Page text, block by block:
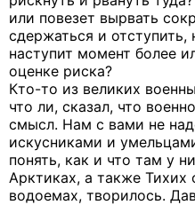
или повезет вырвать
сдержаться и отступить,
наступит момент более
оценке риска?
Кто-то из великих
что ли, сказал, что
смысл. Нам с вами не
искусниками и
понять, как и что там у
Арктиках, а также Тихих
водоемах, творилось.